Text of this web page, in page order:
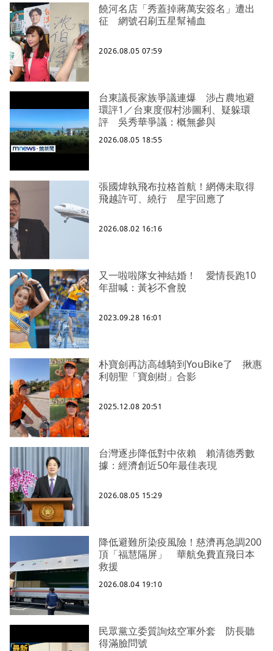
饒河名店「秀蓋掉蔣萬安簽名」遭出
征 網號召刷五星幫補血
2026.08.05 07:59
台東議長家族爭議連爆 涉占農地避
環評1／台東度假村涉圖利、疑躲環
評 吳秀華爭議：概無參與
2026.08.05 18:55
張國煒執飛布拉格首航！網傳未取得
飛越許可、繞行 星宇回應了
2026.08.02 16:16
又一啦啦隊女神結婚！ 愛情長跑10
年甜喊：黃衫不會脫
2023.09.28 16:01
朴寶劍再訪高雄騎到YouBike了 揪惠
利朝聖「寶劍樹」合影
2025.12.08 20:51
台灣逐步降低對中依賴 賴清德秀數
據：經濟創近50年最佳表現
2026.08.05 15:29
降低避難所染疫風險！慈濟再急調200
頂「福慧隔屏」 華航免費直飛日本
救援
2026.08.04 19:10
民眾黨立委質詢炫空軍外套 防長聽
得滿臉問號